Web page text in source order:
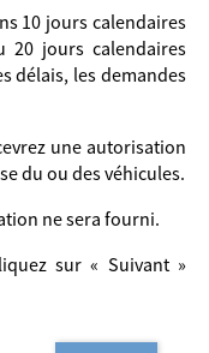
10 jours calendaires
20 jours calendaires
délais, les demandes
une autorisation
du ou des véhicules.
ne sera fourni.
sur « Suivant »